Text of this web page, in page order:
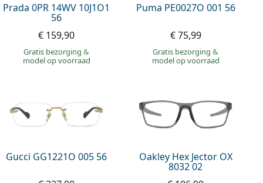
Prada 0PR 14WV 10J1O1
56
€ 159,90
Gratis bezorging&
model op voorraad
Puma PE0027O 001 56
€ 75,99
Gratis bezorging&
model op voorraad
Gucci GG1221O 005 56 Oakley Hex Jector OX
8032 02